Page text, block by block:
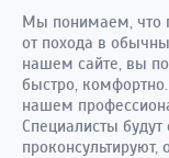
Мы понимаем, что
от похода в
нашем сайте, вы
быстро,
нашем
Специалисты